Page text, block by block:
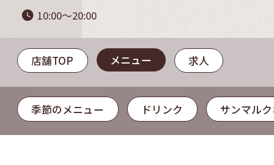
watch_later 10:00～20:00
店舗TOP メニュー 求人
季節のメニュー ドリンク サンマル